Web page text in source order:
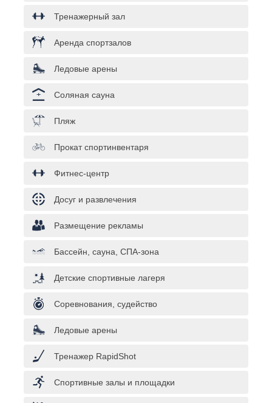
Тренажерный зал
Аренда спортзалов
Ледовые арены
Соляная сауна
Пляж
Прокат спортинвентаря
Фитнес-центр
Досуг и развлечения
Размещение рекламы
Бассейн, сауна, СПА-зона
Детские спортивные лагеря
Соревнования, судейство
Ледовые арены
Тренажер RapidShot
Спортивные залы и площадки